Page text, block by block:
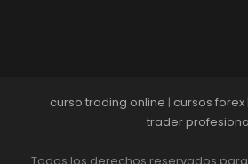
curso trading online | cursos forex|
trader